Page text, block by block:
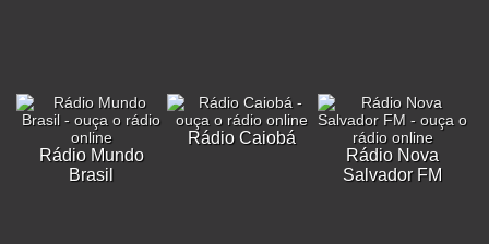
Rádio Mundo
Brasil
Rádio Caiobá
Rádio Nova
Salvador FM